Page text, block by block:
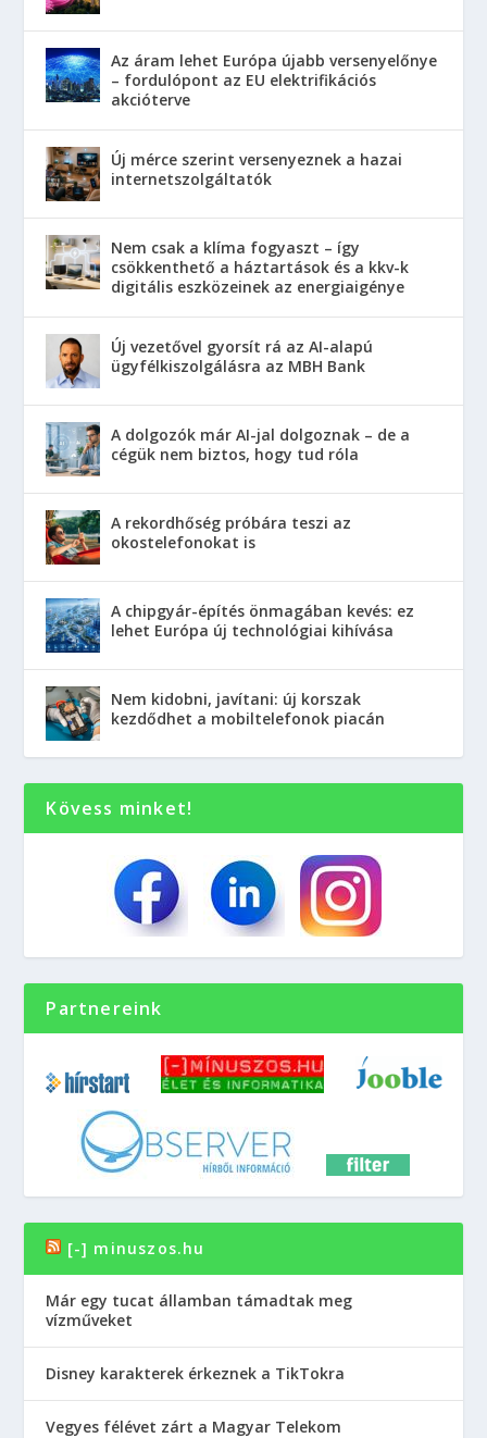
Az áram lehet Európa újabb versenyelőnye
– fordulópont az EU elektrifikációs
akcióterve
Új mérce szerint versenyeznek a hazai
internetszolgáltatók
Nem csak a klíma fogyaszt – így
csökkenthető a háztartások és a kkv-k
digitális eszközeinek az energiaigénye
Új vezetővel gyorsít rá az AI-alapú
ügyfélkiszolgálásra az MBH Bank
A dolgozók már AI-jal dolgoznak – de a
cégük nem biztos, hogy tud róla
A rekordhőség próbára teszi az
okostelefonokat is
A chipgyár-építés önmagában kevés: ez
lehet Európa új technológiai kihívása
Nem kidobni, javítani: új korszak
kezdődhet a mobiltelefonok piacán
Kövess minket!
Partnereink
[-] minuszos.hu
Már egy tucat államban támadtak meg
vízműveket
Disney karakterek érkeznek a TikTokra
Vegyes félévet zárt a Magyar Telekom